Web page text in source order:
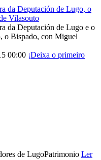
da Deputación de Lugo, o
Vilasouto
da Deputación de Lugo e o
o Bispado, con Miguel
00:00 ¡Deixa o primeiro
de LugoPatrimonio Ler